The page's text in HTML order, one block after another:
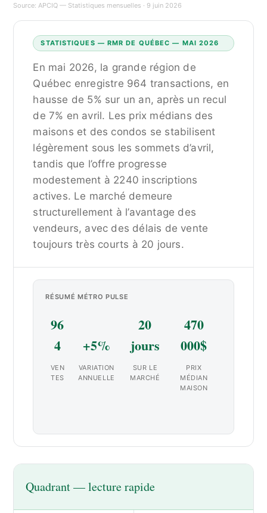
Source:APCIQ — Statistiques mensuelles · 9 juin 2026
STATISTIQUES — RMR DE QUÉBEC — MAI 2026
En mai 2026, la grande région de
Québec enregistre 964 transactions, en
hausse de 5% sur un an, après un recul
de 7% en avril. Les prix médians des
maisons et des condos se stabilisent
légèrement sous les sommets d’avril,
tandis que l’offre progresse
modestement à 2240 inscriptions
actives. Le marché demeure
structurellement à l’avantage des
vendeurs, avec des délais de vente
toujours très courts à 20 jours.
RÉSUMÉ MÉTRO PULSE
96
4
+5%
20
jours
470
000$
VEN
TES
VARIATION
ANNUELLE
SUR LE
MARCHÉ
PRIX
MÉDIAN
MAISON
Quadrant — lecture rapide